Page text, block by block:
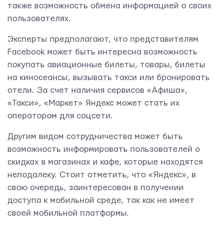
также возможность обмена информацией о своих
пользователях.
Эксперты предполагают, что представителям
Facebook может быть интересна возможность
покупать авиационные билеты, товары, билеты
на киносеансы, вызывать такси или бронировать
отели. За счет наличия сервисов «Афиша»,
«Такси», «Маркет» Яндекс может стать их
оператором для соцсети.
Другим видом сотрудничества может быть
возможность информировать пользователей о
скидках в магазинах и кафе, которые находятся
неподалеку. Стоит отметить, что «Яндекс», в
свою очередь, заинтересован в получении
доступа к мобильной среде, так как не имеет
своей мобильной платформы.